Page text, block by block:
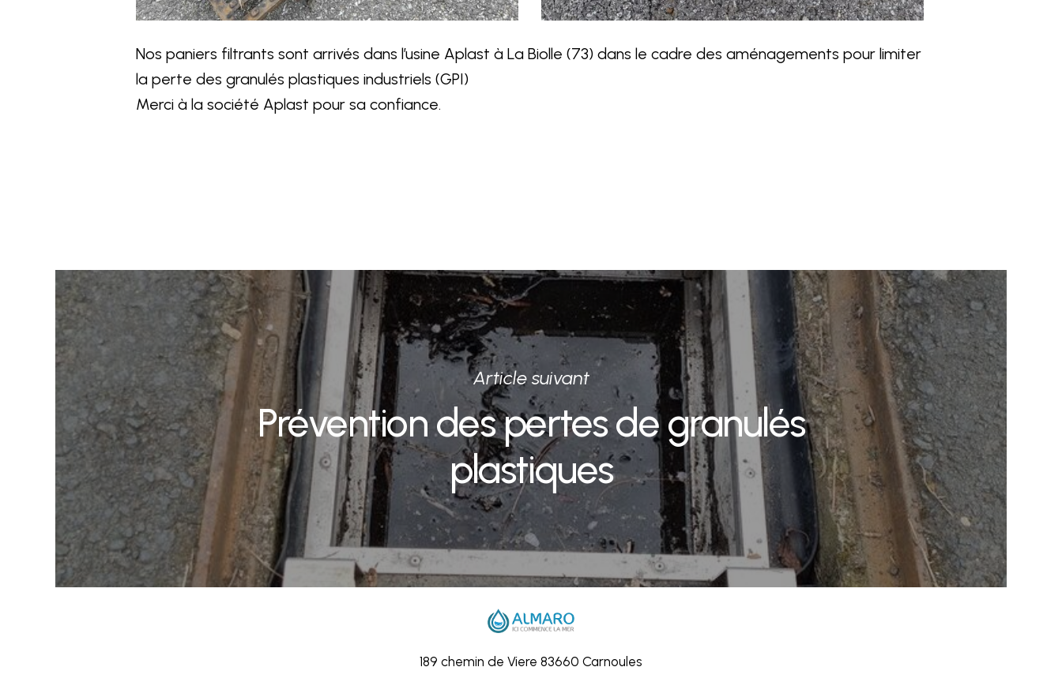
Nos paniers filtrants sont arrivés dans l’usine Aplast à La Biolle (73) dans le cadre des aménagements pour limiter
la perte des granulés plastiques industriels (GPI)
Merci à la société Aplast pour sa confiance.
Article suivant
Prévention des pertes de granulés
plastiques
189 chemin de Viere 83660 Carnoules